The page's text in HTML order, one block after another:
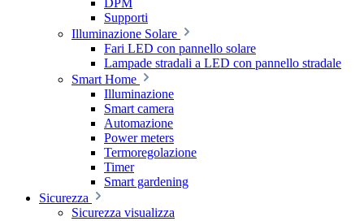
DPM
Supporti
Illuminazione Solare
Fari LED con pannello solare
Lampade stradali a LED con pannello stradale
Smart Home
Illuminazione
Smart camera
Automazione
Power meters
Termoregolazione
Timer
Smart gardening
Sicurezza
Sicurezza visualizza